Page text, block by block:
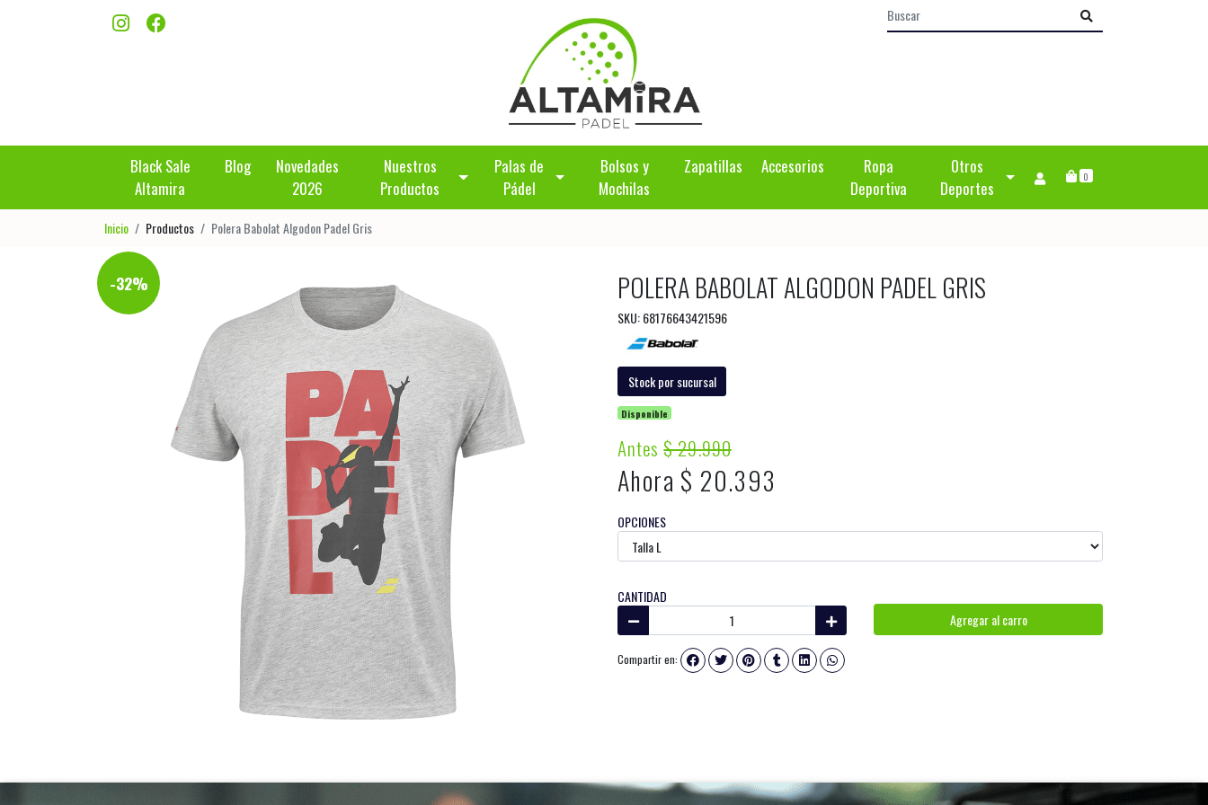
Black Sale
Altamira
Blog
Novedades
2026
Nuestros
Productos
Palas de
Pádel
Bolsos y
Mochilas
Zapatillas Accesorios
Ropa
Deportiva
Otros
Deportes
0
Inicio Productos Polera Babolat Algodon Padel Gris
-32% POLERA BABOLAT ALGODON PADEL GRIS
SKU: 68176643421596
Stock por sucursal
Disponible
Antes$ 29.990
Ahora $ 20.393
OPCIONES
CANTIDAD
Agregar al carro
Compartir en: